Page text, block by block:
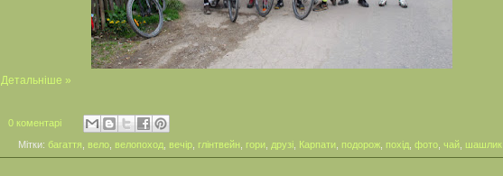
Детальніше »
0 коментарі
Мітки: багаття вело, велопоход, вечір, глінтвейн гори, друзі, Карпати, подорож, похід, фото, чай, шашлик